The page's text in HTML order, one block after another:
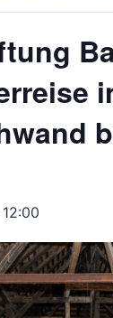
12:00